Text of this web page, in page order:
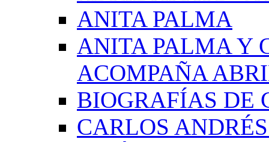
ANITA PALMA
ANITA PALMA Y
ACOMPAÑA
BIOGRAFÍAS DE
CARLOS